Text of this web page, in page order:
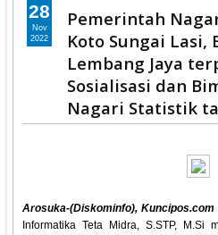
Pemerintah
Koto Sungai Lasi,
Lembang Jaya
Sosialisasi dan
Nagari Statistik
Arosuka-(Diskominfo), Kuncipos.com
Informatika Teta Midra, S.STP, M.Si
28
Nov
2022